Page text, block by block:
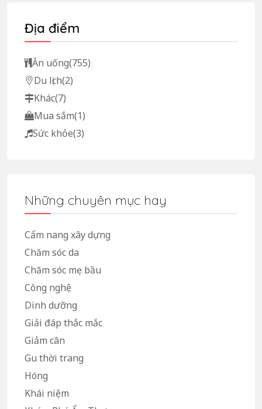
Địa điểm
Ăn uống(755)
Du lịch(2)
Khác(7)
Mua sắm(1)
Sức khỏe(3)
Những chuyên mục hay
Cẩm nang xây dựng
Chăm sóc da
Chăm sóc mẹ bầu
Công nghệ
Dinh dưỡng
Giải đáp thắc mắc
Giảm cân
Gu thời trang
Hóng
Khái niệm